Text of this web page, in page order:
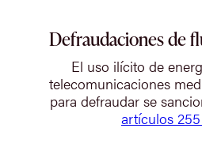
Defraudaciones de
El uso ilícito de
telecomunicaciones
para defraudar se
artículos